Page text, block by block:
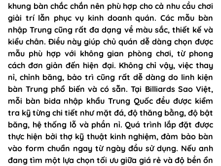
khung bàn chắc chắn nên phù hợp cho cả nhu cầu chơi
giải trí lẫn phục vụ kinh doanh quán. Các mẫu bàn
nhập Trung cũng rất đa dạng về màu sắc, thiết kế và
kiểu chân. Điều này giúp chủ quán dễ dàng chọn được
mẫu phù hợp với không gian phòng chơi, từ phong
cách đơn giản đến hiện đại. Không chỉ vậy, việc thay
nỉ, chỉnh băng, bảo trì cũng rất dễ dàng do linh kiện
bàn Trung phổ biến và có sẵn. Tại Billiards Sao Việt,
mỗi bàn bida nhập khẩu Trung Quốc đều được kiểm
tra kỹ từng chi tiết như mặt đá, độ thăng bằng, độ bật
băng, hệ thống lỗ và phần nỉ. Quá trình lắp đặt được
thực hiện bởi thợ kỹ thuật kinh nghiệm, đảm bảo bàn
vào form chuẩn ngay từ ngày đầu sử dụng. Nếu anh
đang tìm một lựa chọn tối ưu giữa giá rẻ và độ bền ổn